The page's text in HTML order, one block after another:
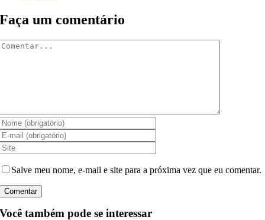
Faça um comentário
Salve meu nome, e-mail e site para a próxima vez que eu comentar.
Você também pode se interessar